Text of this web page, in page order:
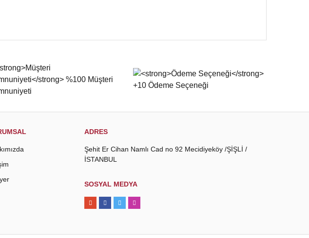
formunu kullanarak tarafımıza iletebilirsiniz.
ADRES
Şehit Er Cihan Namlı Cad no 92 Mecidiyeköy /ŞİŞLİ /
İSTANBUL
SOSYAL MEDYA